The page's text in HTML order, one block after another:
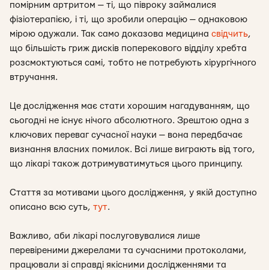
помірним артритом — ті, що півроку займалися
фізіотерапією, і ті, що зробили операцію — однаковою
мірою одужали. Так само доказова медицина свідчить,
що більшість гриж дисків поперекового відділу хребта
розсмоктуються самі, тобто не потребують хірургічного
втручання.
Це дослідження має стати хорошим нагадуванням, що
сьогодні не існує нічого абсолютного. Зрештою одна з
ключових переваг сучасної науки — вона передбачає
визнання власних помилок. Всі лише виграють від того,
що лікарі також дотримуватимуться цього принципу.
Стаття за мотивами цього дослідження, у якій доступно
описано всю суть, тут.
Важливо, аби лікарі послуговувалися лише
перевіреними джерелами та сучасними протоколами,
працювали зі справді якісними дослідженнями та